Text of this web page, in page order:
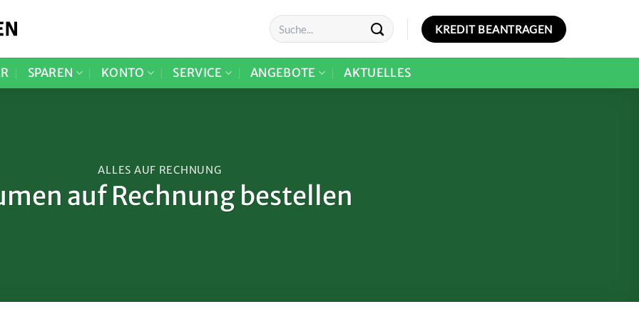
KREDIT BEANTRAGEN
SPAREN KONTO SERVICE ANGEBOTE AKTUELLES
ALLES AUF RECHNUNG
auf Rechnung bestellen